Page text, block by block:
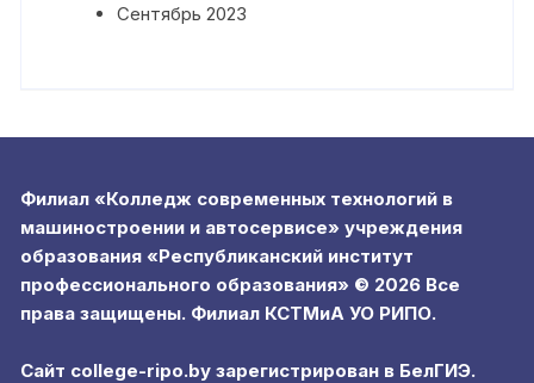
Сентябрь 2023
Филиал «Колледж современных технологий в
машиностроении и автосервисе» учреждения
образования «Республиканский институт
профессионального образования» © 2026 Все
права защищены. Филиал КСТМиА УО РИПО.
Сайт college-ripo.by зарегистрирован в БелГИЭ.